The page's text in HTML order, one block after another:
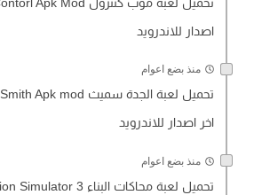
اصدار للاندرويد
منذ بضع اعوام
اخر اصدار للاندرويد
منذ بضع اعوام